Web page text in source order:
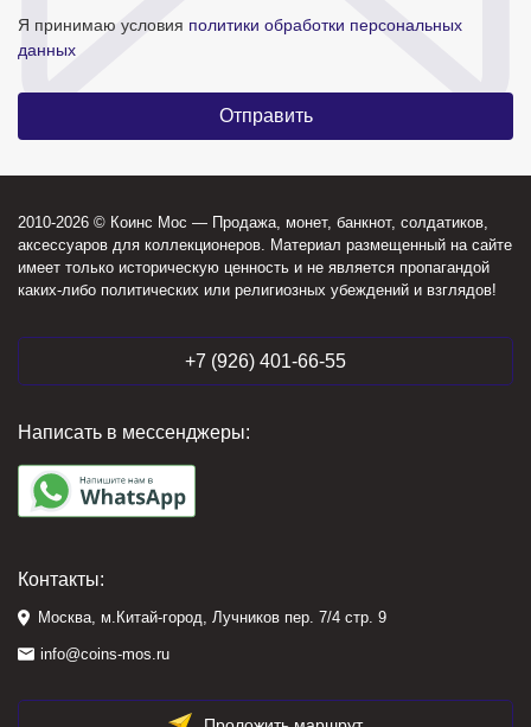
Я принимаю условия политики обработки персональных
данных
2010-2026 © Коинс Мос — Продажа, монет, банкнот, солдатиков,
аксессуаров для коллекционеров. Материал размещенный на сайте
имеет только историческую ценность и не является пропагандой
каких-либо политических или религиозных убеждений и взглядов!
+7 (926) 401-66-55
Написать в мессенджеры:
Контакты:
Москва, м.Китай-город, Лучников пер. 7/4 стр. 9
info@coins-mos.ru